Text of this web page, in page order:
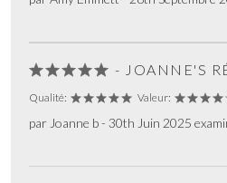
- JOANNE'S
Qualité: Valeur:
par Joanne b - 30th Juin 2025